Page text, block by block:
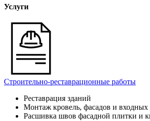
Услуги
Строительно-реставрационные работы
Реставрация зданий
Монтаж кровель, фасадов и входных
Расшивка швов фасадной плитки и